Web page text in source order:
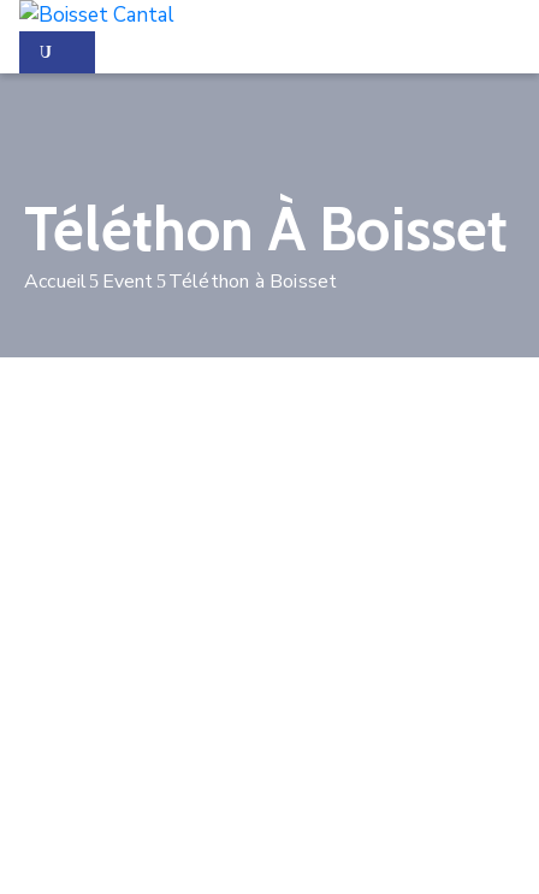
Vivre
Boisset
administratives
Téléthon À Boisset
Accueil Event Téléthon à Boisset